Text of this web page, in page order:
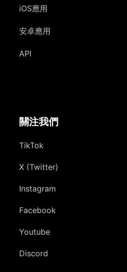
iOS應用
安卓應用
API
關注我們
TikTok
X (Twitter)
Instagram
Facebook
Youtube
Discord